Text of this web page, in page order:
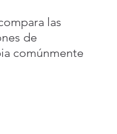
las
de
comúnmente